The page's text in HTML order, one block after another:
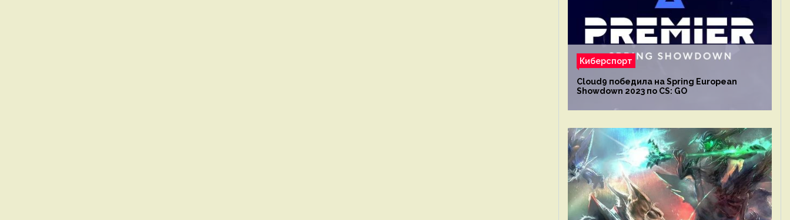
Киберспорт
Cloud9 победила на Spring European
Showdown 2023 по CS: GO